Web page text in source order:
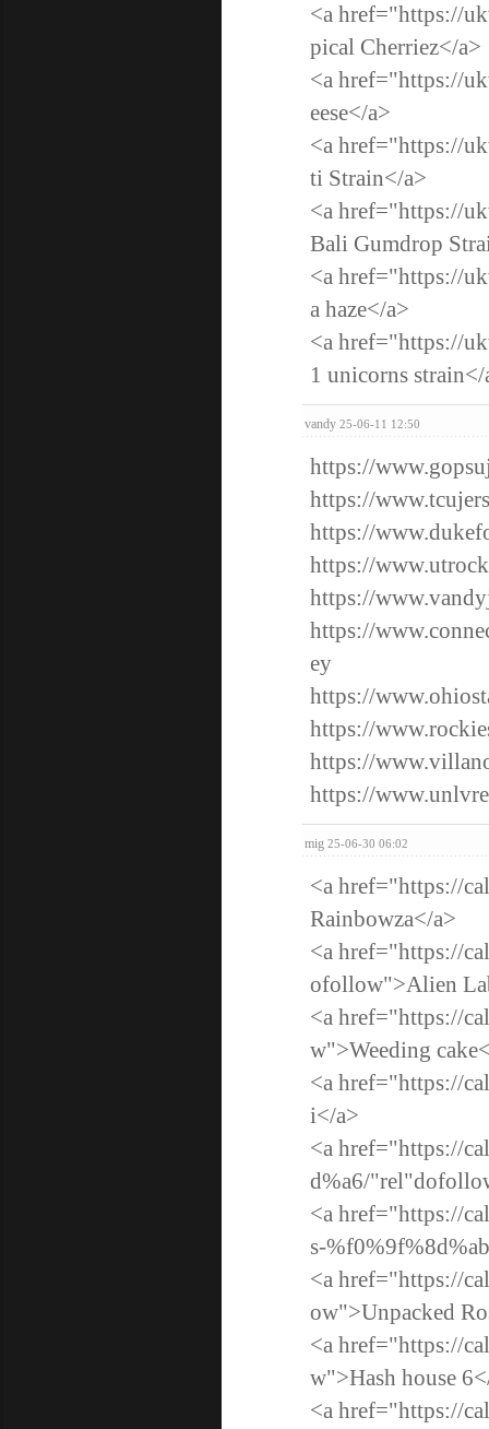
<a href="https://
pical Cherriez</a>
<a href="https://
eese</a>
<a href="https://
ti Strain</a>
<a href="https://
Bali Gumdrop
<a href="https://
a haze</a>
<a href="https://
1 unicorns strain</
vandy 25-06-11 12:50
https://
https://
https://
https://
https://
https://
ey
https://
https://
https://
https://
mig 25-06-30 06:02
<a href="https://
Rainbowza</a>
<a href="https://
ofollow">Alien
<a href="https://
w">Weeding
<a href="https://
i</a>
<a href="https://
d%a6/
<a href="https://
s-
<a href="https://
ow">Unpacked
<a href="https://
w">Hash house
<a href="https://